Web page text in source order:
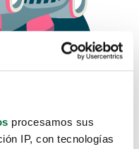
procesamos sus
IP, con tecnologías